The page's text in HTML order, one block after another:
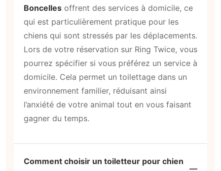
Boncelles offrent des services à domicile, ce
qui est particulièrement pratique pour les
chiens qui sont stressés par les déplacements.
Lors de votre réservation sur Ring Twice, vous
pourrez spécifier si vous préférez un service à
domicile. Cela permet un toilettage dans un
environnement familier, réduisant ainsi
l’anxiété de votre animal tout en vous faisant
gagner du temps.
Comment choisir un toiletteur pour chien